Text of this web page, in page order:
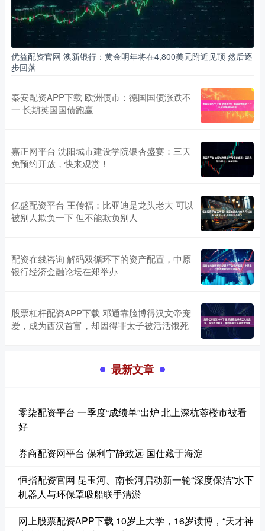
优益配资官网 澳新银行：黄金明年将在4,800美元附近见顶 然后逐
步回落
秦安配资APP下载 欧洲债市：德国国债涨跌不
一 长期英国国债跑赢
嘉正网平台 沈阳城市建设学院银杏盛宴：三天
免预约开放，快来观赏！
亿盛配资平台 王传福：比亚迪是龙头老大 可以
被别人欺负一下 但不能欺负别人
配资在线咨询 解码双循环下的资产配置，中原
银行经济金融论坛在郑举办
股票杠杆配资APP下载 邓通靠脸博得汉文帝宠
爱，成为西汉首富，却因得罪太子被活活饿死
最新文章
零柒配资平台 一季度“成绩单”出炉 北上深杭蓉楼市被看
好
券商配资网平台 保利宁静致远 国仕藏于海淀
恒指配资官网 昆玉河、南长河启动新一轮“深度保洁”水下
机器人与环保罩吸船联手清淤
网上股票配资APP下载 10岁上大学，16岁读博，“天才神